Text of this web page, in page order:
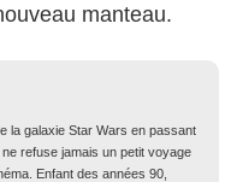
manteau.
la galaxie Star Wars en passant
refuse jamais un petit voyage
Enfant des années 90,